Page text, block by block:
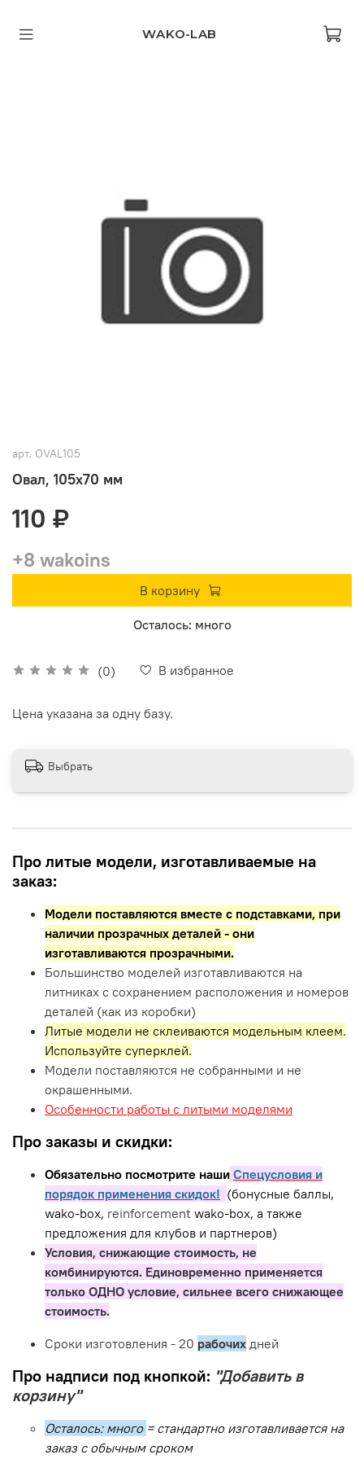
WAKO-LAB
арт. OVAL105
Овал, 105х70 мм
(0) В избранное
110 ₽
+8 wakoins
В корзину
Осталось: много
Цена указана за одну базу.
Выбрать
Про литые модели, изготавливаемые на
заказ:
Модели поставляются вместе с подставками, при
наличии прозрачных деталей - они
изготавливаются прозрачными.
Большинство моделей изготавливаются на
литниках с сохранением расположения и номеров
деталей (как из коробки)
Литые модели не склеиваются модельным клеем.
Используйте суперклей.
Модели поставляются не собранными и не
окрашенными.
Особенности работы с литыми моделями
Про заказы и скидки:
Обязательно посмотрите наши Спецусловия и
порядок применения скидок! (бонусные баллы,
wako-box, reinforcement wako-box, а также
предложения для клубов и партнеров)
Условия, снижающие стоимость, не
комбинируются. Единовременно применяется
только ОДНО условие, сильнее всего снижающее
стоимость.
Сроки изготовления - 20 рабочих дней
Про надписи под кнопкой: "Добавить в
корзину"
Осталось: много = стандартно изготавливается на
заказ с обычным сроком